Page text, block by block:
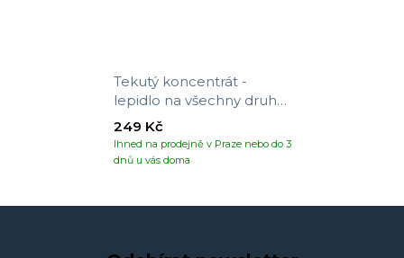
Tekutý koncentrát -
lepidlo na všechny druhy
tapet
Ihned na prodejně v Praze nebo do 3
dnů u vás doma
249 Kč